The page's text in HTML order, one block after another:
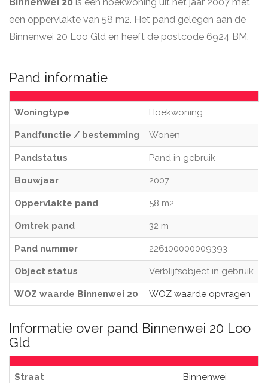
een oppervlakte van 58 m2. Het pand gelegen aan de
Binnenwei 20 Loo Gld en heeft de postcode 6924 BM.
Pand informatie
Woningtype Hoekwoning
Pandfunctie / bestemming Wonen
Pandstatus Pand in gebruik
Bouwjaar 2007
Oppervlakte pand 58 m2
Omtrek pand 32 m
Pand nummer 226100000009393
Object status Verblijfsobject in gebruik
WOZ waarde Binnenwei 20 WOZ waarde opvragen
Informatie over pand Binnenwei 20 Loo
Gld
Straat Binnenwei